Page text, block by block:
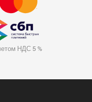
НДС 5 %